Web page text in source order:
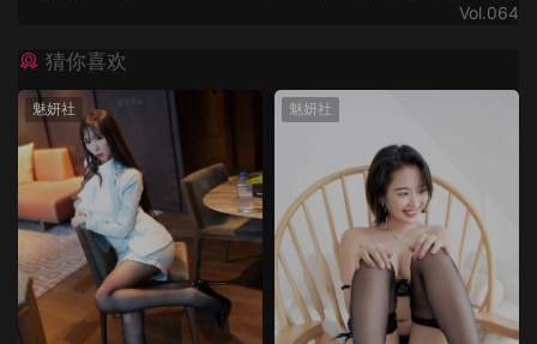
Vol.064
猜你喜欢
魅妍社 魅妍社